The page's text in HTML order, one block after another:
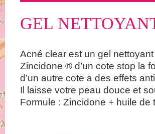
GEL
Acné clear est un gel
Zincidone ® d’un cote stop la
d’un autre cote a des effets
Il laisse votre peau douce et
Formule : Zincidone + huile de